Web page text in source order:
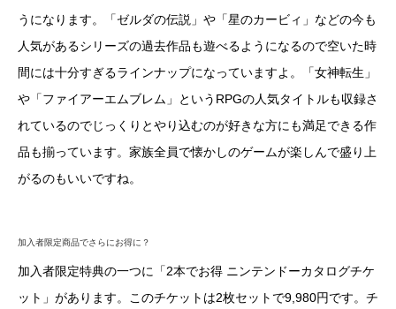
うになります。「ゼルダの伝説」や「星のカービィ」などの今も
人気があるシリーズの過去作品も遊べるようになるので空いた時
間には十分すぎるラインナップになっていますよ。「女神転生」
や「ファイアーエムブレム」というRPGの人気タイトルも収録さ
れているのでじっくりとやり込むのが好きな方にも満足できる作
品も揃っています。家族全員で懐かしのゲームが楽しんで盛り上
がるのもいいですね。
加入者限定商品でさらにお得に？
加入者限定特典の一つに「2本でお得 ニンテンドーカタログチケ
ット」があります。このチケットは2枚セットで9,980円です。チ